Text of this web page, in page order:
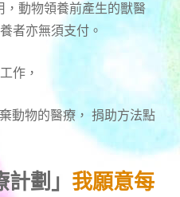
動物領養前產生的獸醫
者亦無須支付。
作，
動物的醫療， 捐助方法點
劃」 我願意每